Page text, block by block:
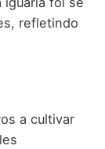
refletindo
a cultivar